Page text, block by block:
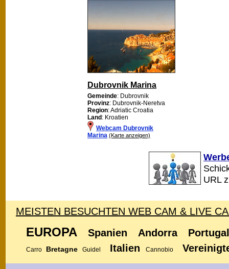
Dubrovnik Marina
Gemeinde: Dubrovnik
Provinz: Dubrovnik-Neretva
Region: Adriatic Croatia
Land: Kroatien
Webcam Dubrovnik
Marina (Karte anzeigen)
URL
MEISTEN BESUCHTEN WEB CAM & LIVE
EUROPA Spanien Andorra Portugal
Carro Bretagne Guidel Italien Cannobio